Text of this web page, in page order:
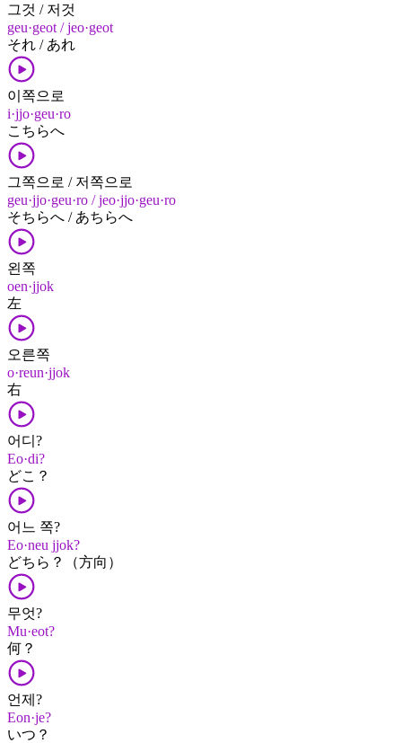
그것 / 저것
geu·geot / jeo·geot
それ / あれ
이쪽으로
i·jjo·geu·ro
こちら​へ
그쪽으로 / 저쪽으로
geu·jjo·geu·ro / jeo·jjo·geu·ro
そちら​へ / あちら​へ
왼쪽
oen·jjok
左
오른쪽
o·reun·jjok
右
어디?
Eo·di?
どこ？
어느 쪽?
Eo·neu jjok?
どちら？（方向）
무엇?
Mu·eot?
何？
언제?
Eon·je?
いつ？